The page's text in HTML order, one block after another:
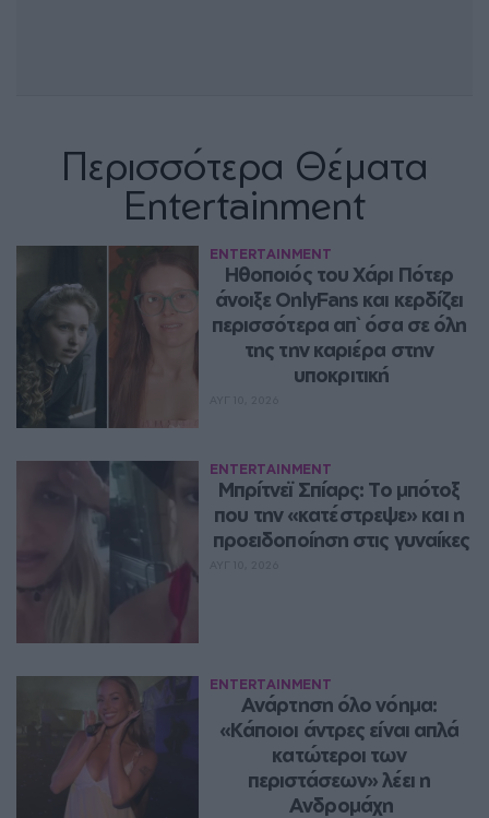
Περισσότερα Θέματα
Entertainment
ENTERTAINMENT
Ηθοποιός του Χάρι Πότερ
άνοιξε OnlyFans και κερδίζει
περισσότερα απ` όσα σε όλη
της την καριέρα στην
υποκριτική
ENTERTAINMENT
Μπρίτνεϊ Σπίαρς: Το μπότοξ
που την «κατέστρεψε» και η
προειδοποίηση στις γυναίκες
ENTERTAINMENT
Ανάρτηση όλο νόημα:
«Κάποιοι άντρες είναι απλά
κατώτεροι των
περιστάσεων» λέει η
Ανδρομάχη